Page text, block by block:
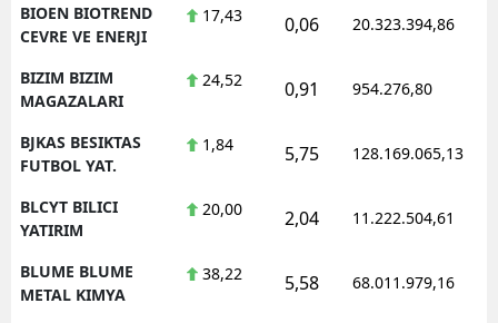
BIOEN BIOTREND
CEVRE VE ENERJI
17,43 0,06 20.323.394,86
BIZIM BIZIM
MAGAZALARI
24,52 0,91 954.276,80
BJKAS BESIKTAS
FUTBOL YAT.
1,84 5,75 128.169.065,13
BLCYT BILICI
YATIRIM
20,00 2,04 11.222.504,61
BLUME BLUME
METAL KIMYA
38,22 5,58 68.011.979,16